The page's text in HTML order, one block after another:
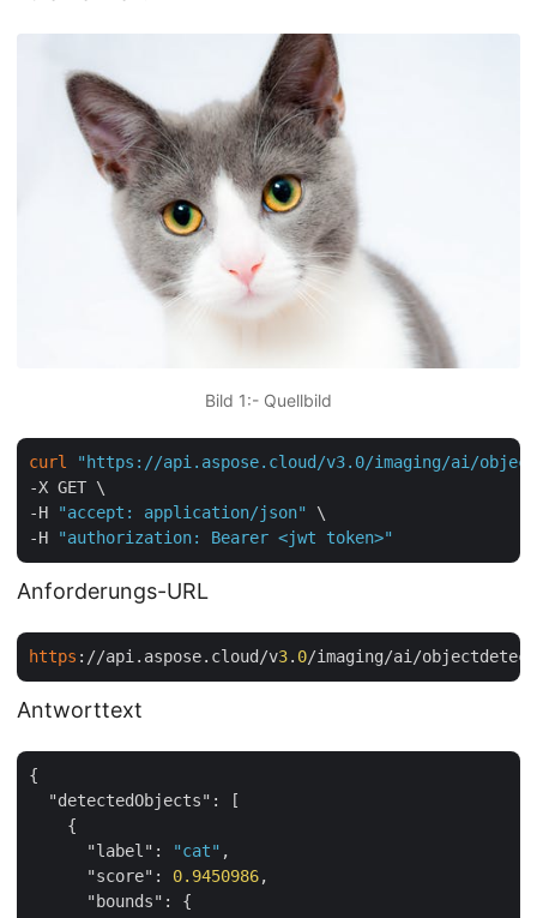
Bild 1:- Quellbild
curl
"https://api.aspose.cloud/v3.0/imaging/ai/
-X GET \
-H
"accept: application/json"
\
-H
"authorization: Bearer <jwt token>"
Anforderungs-URL
https ://api.aspose.cloud/v3. 0/imaging/ai/
Antworttext
{
"detectedObjects" : [
    {
"label" : "cat" ,
"score" : 0.9450986,
"bounds" : {